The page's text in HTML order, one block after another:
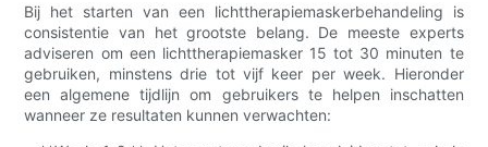
Bij het starten van een lichttherapiemaskerbehandeling is
consistentie van het grootste belang. De meeste experts
adviseren om een ​​lichttherapiemasker 15 tot 30 minuten te
gebruiken, minstens drie tot vijf keer per week. Hieronder
een algemene tijdlijn om gebruikers te helpen inschatten
wanneer ze resultaten kunnen verwachten: